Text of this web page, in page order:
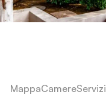
MappaCamereServizi